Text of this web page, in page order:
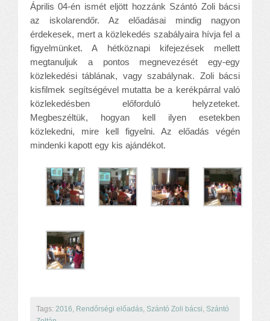
Április 04-én ismét eljött hozzánk Szántó Zoli bácsi
az iskolarendőr. Az előadásai mindig nagyon
érdekesek, mert a közlekedés szabályaira hívja fel a
figyelmünket. A hétköznapi kifejezések mellett
megtanuljuk a pontos megnevezését egy-egy
közlekedési táblának, vagy szabálynak. Zoli bácsi
kisfilmek segítségével mutatta be a kerékpárral való
közlekedésben előforduló helyzeteket.
Megbeszéltük, hogyan kell ilyen esetekben
közlekedni, mire kell figyelni. Az előadás végén
mindenki kapott egy kis ajándékot.
Tags: 2016 Rendőrségi előadás Szántó Zoli bácsi Szántó